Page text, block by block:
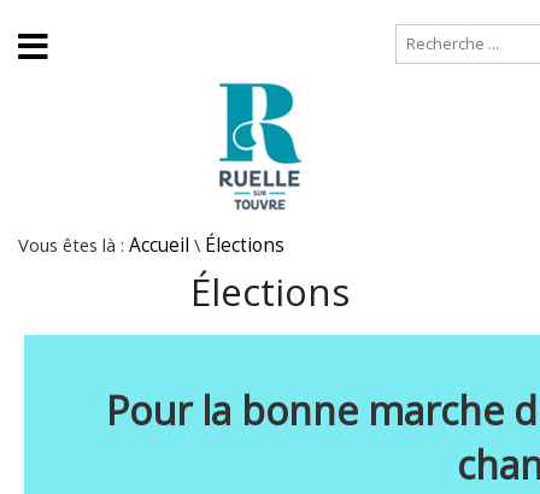
Vous êtes là : Accueil \ Élections
Élections
Pour la bonne marche